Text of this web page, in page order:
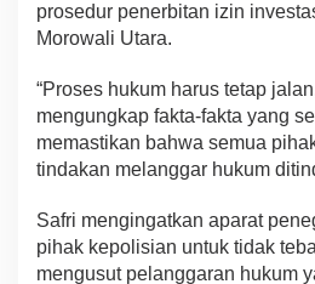
prosedur penerbitan izin
Morowali Utara.
“Proses hukum harus tetap
mengungkap fakta-fakta yang
memastikan bahwa semua
tindakan melanggar hukum
Safri mengingatkan aparat
pihak kepolisian untuk tidak
mengusut pelanggaran hukum